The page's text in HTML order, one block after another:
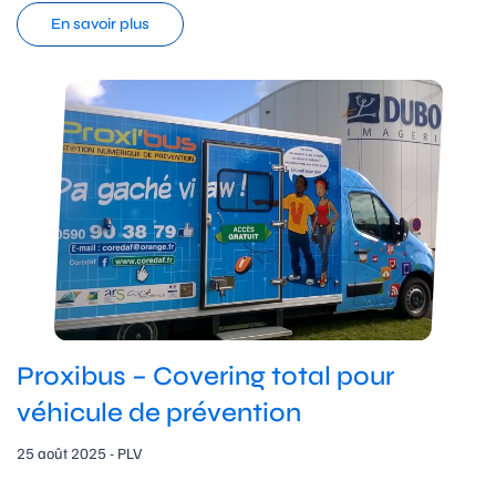
En savoir plus
Proxibus – Covering total pour
véhicule de prévention
25 août 2025 - PLV